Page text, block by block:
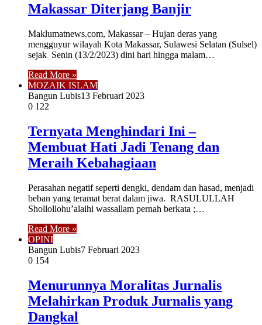
Makassar Diterjang Banjir
Maklumatnews.com, Makassar – Hujan deras yang
mengguyur wilayah Kota Makassar, Sulawesi Selatan (Sulsel)
sejak Senin (13/2/2023) dini hari hingga malam…
Read More »
MOZAIK ISLAM
Bangun Lubis13 Februari 2023
0 122
Ternyata Menghindari Ini –
Membuat Hati Jadi Tenang dan
Meraih Kebahagiaan
Perasahan negatif seperti dengki, dendam dan hasad, menjadi
beban yang teramat berat dalam jiwa. RASULULLAH
Shollollohu’alaihi wassallam pernah berkata ;…
Read More »
OPINI
Bangun Lubis7 Februari 2023
0 154
Menurunnya Moralitas Jurnalis
Melahirkan Produk Jurnalis yang
Dangkal